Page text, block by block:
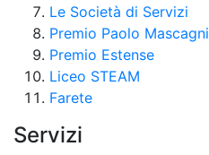
Le Società di Servizi
Premio Paolo Mascagni
Premio Estense
Liceo STEAM
Farete
Servizi